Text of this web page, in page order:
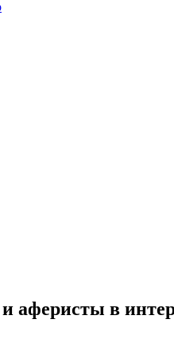
аферисты в